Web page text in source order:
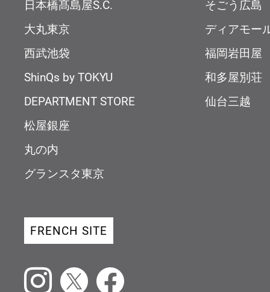
日本橋髙島屋S.C.
大丸東京
西武池袋
ShinQs by TOKYU
DEPARTMENT STORE
松屋銀座
丸の内
グランスタ東京
そごう広島
ディアモー
福岡岩田屋
和多屋別荘
仙台三越
FRENCH SITE